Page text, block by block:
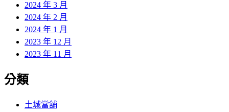
2024 年 3 月
2024 年 2 月
2024 年 1 月
2023 年 12 月
2023 年 11 月
分類
土城當舖